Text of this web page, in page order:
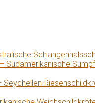
Südamerikanische
Seychellen-